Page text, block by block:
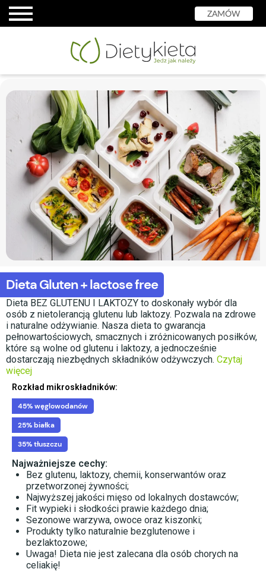
ZAMÓW
Dieta Gluten + lactose free
Dieta BEZ GLUTENU I LAKTOZY to doskonały wybór dla
osób z nietolerancją glutenu lub laktozy. Pozwala na zdrowe
i naturalne odżywianie. Nasza dieta to gwarancja
pełnowartościowych, smacznych i zróżnicowanych posiłków,
które są wolne od glutenu i laktozy, a jednocześnie
dostarczają niezbędnych składników odżywczych. Czytaj
więcej
Rozkład mikroskładników:
45% węglowodanów
25% białka
35% tłuszczu
Najważniejsze cechy:
Bez glutenu, laktozy, chemii, konserwantów oraz
przetworzonej żywności;
Najwyższej jakości mięso od lokalnych dostawców;
Fit wypieki i słodkości prawie każdego dnia;
Sezonowe warzywa, owoce oraz kiszonki;
Produkty tylko naturalnie bezglutenowe i
bezlaktozowe;
Uwaga! Dieta nie jest zalecana dla osób chorych na
celiakię!